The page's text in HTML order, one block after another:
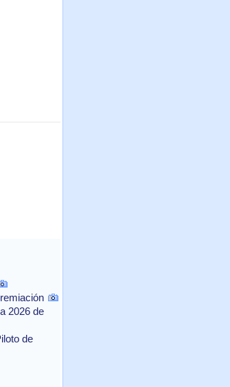
2026 de
de